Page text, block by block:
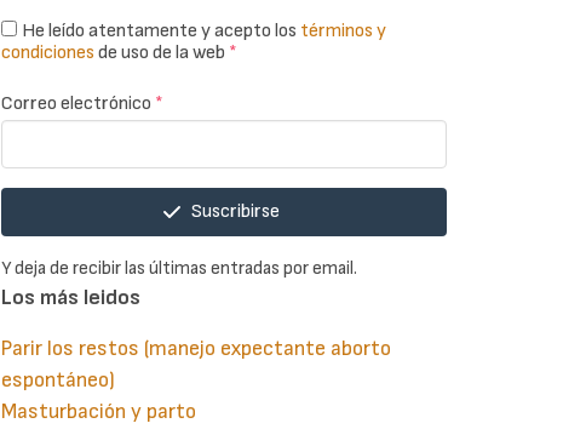
He leído atentamente y acepto los términos y
condiciones de uso de la web *
Correo electrónico *
Suscribirse
Y deja de recibir las últimas entradas por email.
Los más leidos
Parir los restos (manejo expectante aborto
espontáneo)
Masturbación y parto